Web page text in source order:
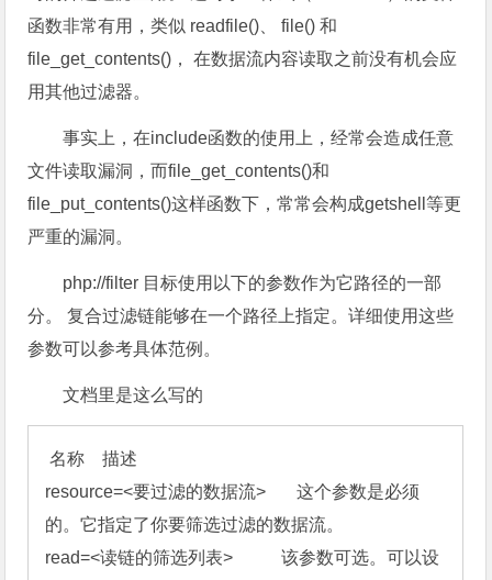
函数非常有用，类似 readfile()、 file() 和
file_get_contents()， 在数据流内容读取之前没有机会应
用其他过滤器。
事实上，在include函数的使用上，经常会造成任意
文件读取漏洞，而file_get_contents()和
file_put_contents()这样函数下，常常会构成getshell等更
严重的漏洞。
php://filter 目标使用以下的参数作为它路径的一部
分。 复合过滤链能够在一个路径上指定。详细使用这些
参数可以参考具体范例。
文档里是这么写的
名称    描述
resource=<要过滤的数据流>
       这个参数是必须
的。它指定了你要筛选过滤的数据流。
read=<读链的筛选列表>
           该参数可选。可以设